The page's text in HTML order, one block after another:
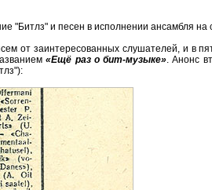
"Битлз" и песен в исполнении ансамбля на
от заинтересованных слушателей, и в
«Ещё раз о бит-музыке». Анонс